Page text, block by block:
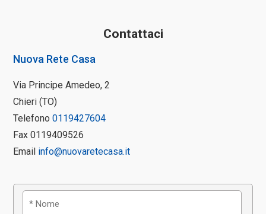
Contattaci
Nuova Rete Casa
Via Principe Amedeo, 2
Chieri (TO)
Telefono 0119427604
Fax 0119409526
Email info@nuovaretecasa.it